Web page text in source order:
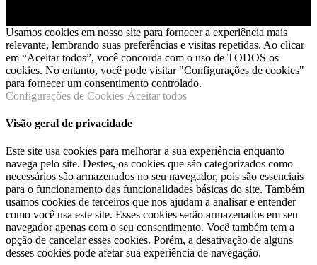
Usamos cookies em nosso site para fornecer a experiência mais
relevante, lembrando suas preferências e visitas repetidas. Ao clicar
em “Aceitar todos”, você concorda com o uso de TODOS os
cookies. No entanto, você pode visitar "Configurações de cookies"
para fornecer um consentimento controlado.
Configurações de Cookies Aceitar todos
Visão geral de privacidade
Este site usa cookies para melhorar a sua experiência enquanto
navega pelo site. Destes, os cookies que são categorizados como
necessários são armazenados no seu navegador, pois são essenciais
para o funcionamento das funcionalidades básicas do site. Também
usamos cookies de terceiros que nos ajudam a analisar e entender
como você usa este site. Esses cookies serão armazenados em seu
navegador apenas com o seu consentimento. Você também tem a
opção de cancelar esses cookies. Porém, a desativação de alguns
desses cookies pode afetar sua experiência de navegação.